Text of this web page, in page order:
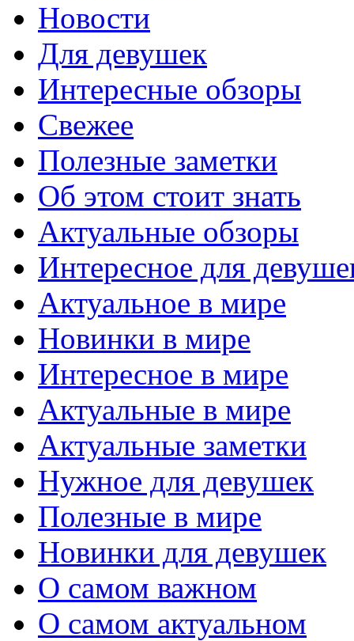
Новости
Для девушек
Интересные обзоры
Свежее
Полезные заметки
Об этом стоит знать
Актуальные обзоры
Интересное для
Актуальное в мире
Новинки в мире
Интересное в мире
Актуальные в мире
Актуальные заметки
Нужное для девушек
Полезные в мире
Новинки для девушек
О самом важном
О самом актуальном